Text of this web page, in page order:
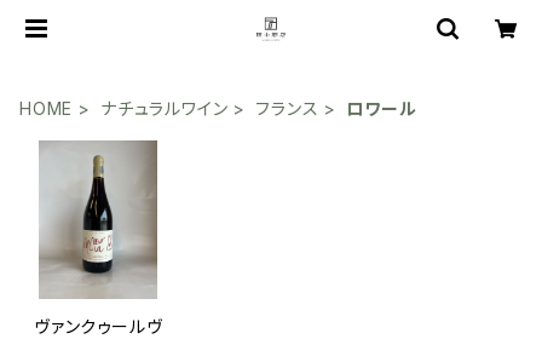
HOME ナチュラルワイン フランス ロワール
ヴァンクゥールヴ